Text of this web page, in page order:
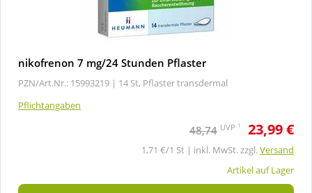
nikofrenon 7 mg/24 Stunden Pflaster
PZN/Art.Nr.: 15993219 | 14 St, Pflaster transdermal
Pflichtangaben
48,74 UVP 1 23,99 €
1,71 €/1 St | inkl. MwSt. zzgl.Versand
Artikel auf Lager